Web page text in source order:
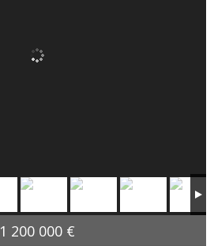
1 200 000 €